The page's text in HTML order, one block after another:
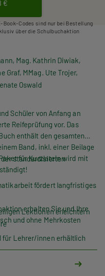
€
Book-Codes sind nur bei Bestellung
über die Schulbuchaktion
Mag. Kathrin Diwiak,
Graf, MMag. Ute Trojer,
Oswald
Schüler von Anfang an
Reifeprüfung vor. Das
enthält den gesamten
Band, inkl. einer Beilage
für Kurzlatein wird mit
der standardisierten
fördert langfristiges
Lektionen erleichtern
für Lehrer/innen erhältlich
geeignet
erhalten Sie und Ihre
und ohne Mehrkosten